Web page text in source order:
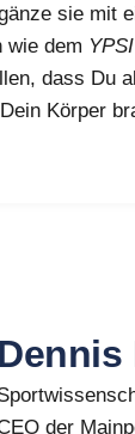
sie mit
wie dem
dass Du
Körper
Dennis
der